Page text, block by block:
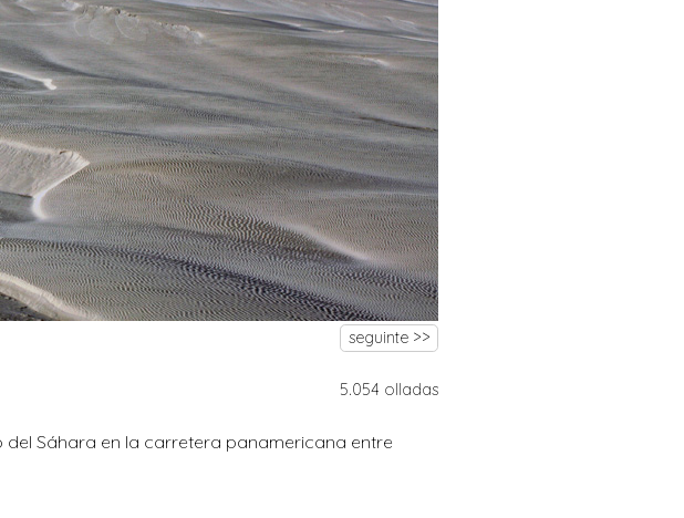
seguinte >>
5.054 olladas
Sáhara en la carretera panamericana entre